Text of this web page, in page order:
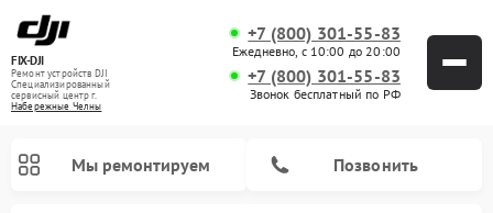
FIX-DJI
Ремонт устройств DJI
Специализированный
cервисный центр г.
Набережные Челны
+7 (800) 301-55-83
Ежедневно, с 10:00 до 20:00
+7 (800) 301-55-83
Звонок бесплатный по РФ
Мы ремонтируем Позвонить